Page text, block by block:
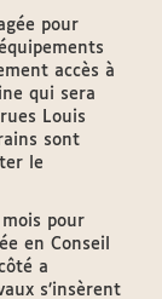
pour
accès à
qui sera
Louis
sont
le
pour
en Conseil
a
s’insèrent